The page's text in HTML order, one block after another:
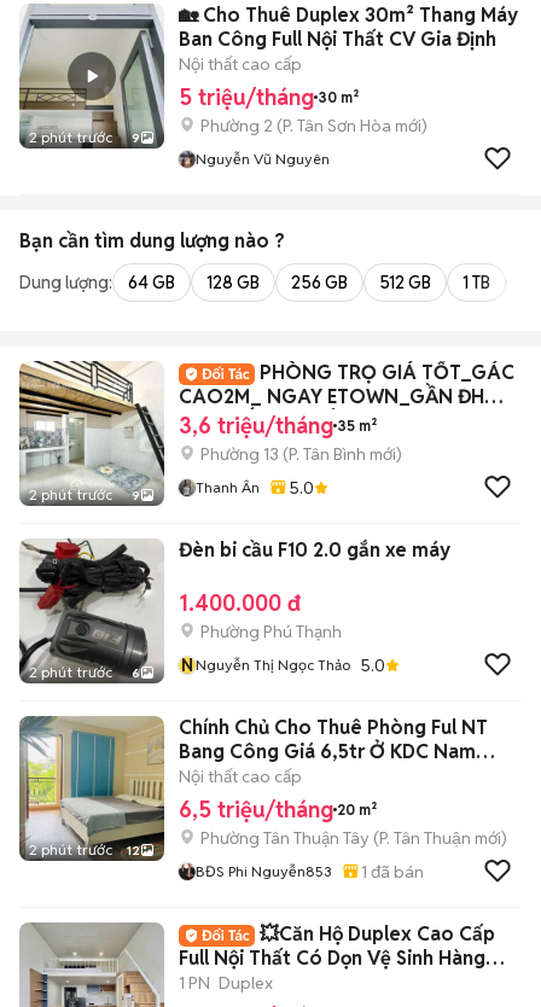
2 phút trước 9
🏡 Cho Thuê Duplex 30m² Thang Máy
Ban Công Full Nội Thất CV Gia Định
Nội thất cao cấp
5 triệu/tháng 30 m²
Phường 2 (P. Tân Sơn Hòa mới)
Nguyễn Vũ Nguyên
Bạn cần tìm dung lượng nào ?
Dung lượng: 64 GB 128 GB 256 GB 512 GB 1 TB
2 phút trước 9
PHÒNG TRỌ GIÁ TỐT_GÁC
CAO2M_ NGAY ETOWN_GẦN ĐH
VĂN HIẾN_ĐH CÔNG THƯƠNG
3,6 triệu/tháng 35 m²
Phường 13 (P. Tân Bình mới)
Thanh Ân 5.0
2 phút trước 6
Đèn bi cầu F10 2.0 gắn xe máy
1.400.000 đ
Phường Phú Thạnh
NNguyễn Thị Ngọc Thảo 5.0
2 phút trước 12
Chính Chủ Cho Thuê Phòng Ful NT
Bang Công Giá 6,5tr Ở KDC Nam
Long Q.7
Nội thất cao cấp
6,5 triệu/tháng 20 m²
Phường Tân Thuận Tây (P. Tân Thuận mới)
BĐS Phi Nguyễn853 1 đã bán
💥Căn Hộ Duplex Cao Cấp
Full Nội Thất Có Dọn Vệ Sinh Hàng
Tuần Free
1 PN Duplex